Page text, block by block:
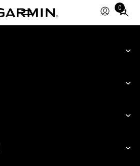
0
Total
items
cart: